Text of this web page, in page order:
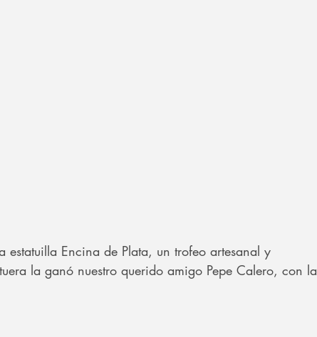
estatuilla Encina de Plata, un trofeo artesanal y
la ganó nuestro querido amigo Pepe Calero, con la